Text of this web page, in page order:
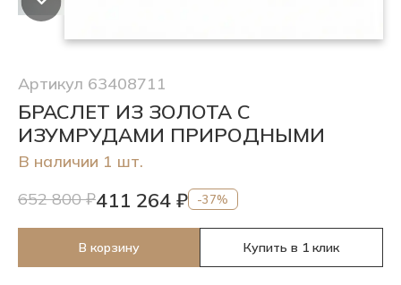
Артикул 63408711
БРАСЛЕТ ИЗ ЗОЛОТА С
ИЗУМРУДАМИ ПРИРОДНЫМИ
В наличии 1 шт.
652 800 ₽411 264 ₽ -37%
В корзину Купить в 1 клик